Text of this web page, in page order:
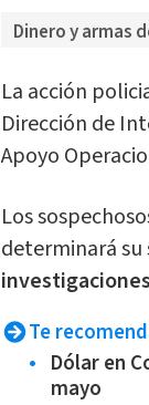
Dinero y armas
La acción
Dirección de
Apoyo
Los
determinará
Te
Dólar en
mayo